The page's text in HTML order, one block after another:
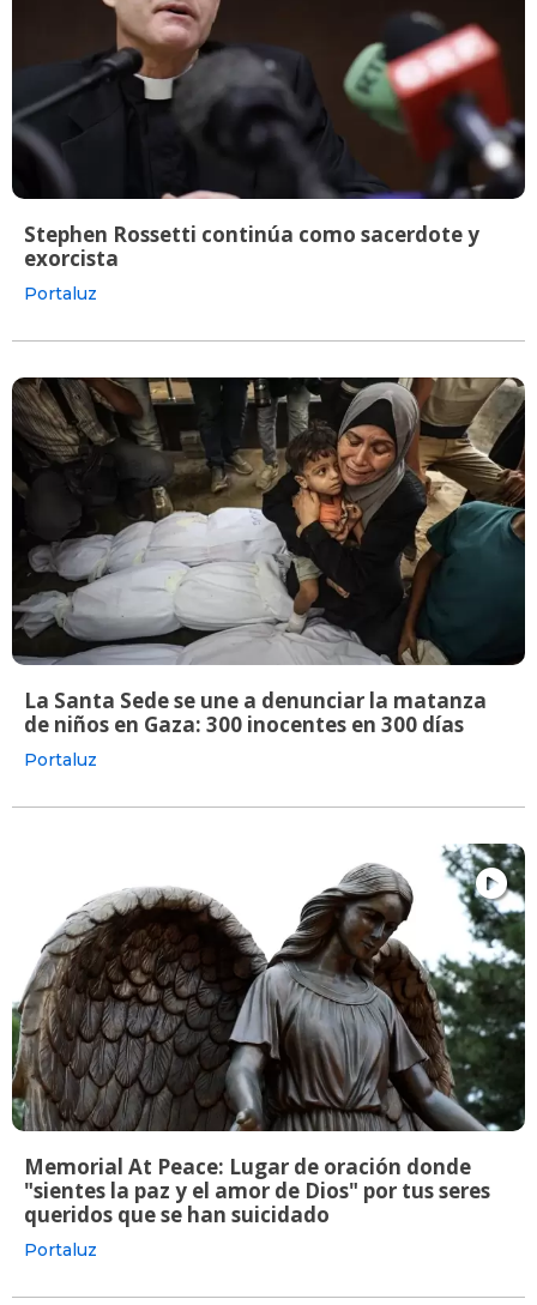
Stephen Rossetti continúa como sacerdote y
exorcista
Portaluz
La Santa Sede se une a denunciar la matanza
de niños en Gaza: 300 inocentes en 300 días
Portaluz
Memorial At Peace: Lugar de oración donde
"sientes la paz y el amor de Dios" por tus seres
queridos que se han suicidado
Portaluz